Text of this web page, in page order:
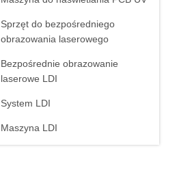
Sprzęt do bezpośredniego
obrazowania laserowego
Bezpośrednie obrazowanie
laserowe LDI
System LDI
Maszyna LDI